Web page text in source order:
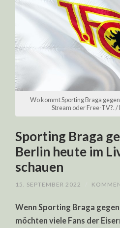
Wo kommt Sporting Braga
Stream oder Free-TV?. /
Sporting Braga
Berlin heute im
schauen
15. SEPTEMBER 2022
Wenn Sporting Braga
möchten viele Fans der